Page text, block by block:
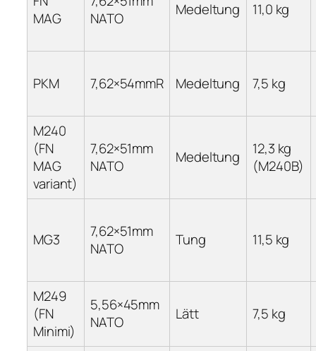
MAG
NATO
Medeltung 11,0 kg
PKM 7,62×54mmR Medeltung 7,5 kg
M240
(FN
MAG
variant)
7,62×51mm
NATO
Medeltung
12,3 kg
(M240B)
MG3
7,62×51mm
NATO
Tung 11,5 kg
M249
(FN
Minimi)
5,56×45mm
NATO
Lätt 7,5 kg